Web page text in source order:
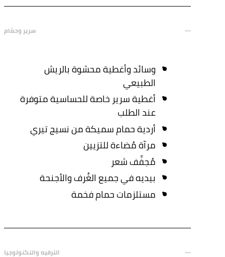
سرير وحمّام
وسائد وأغطية محشوة بالريش
الطبيعي
أغطية سرير خاصة للحساسية متوفرة
عند الطلب
أردية حمام سميكة من نسيج تيري
مرآة مُضاءة للتزيين
مُجفِّف شعر
بيديه في جميع الغُرف والأجنحة
مستلزمات حمام فخمة
الترفيه والتكنولوجيا